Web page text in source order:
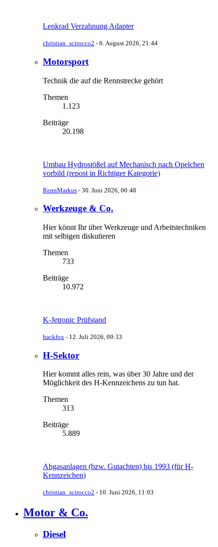
Lenkrad Verzahnung Adapter
christian_scirocco2 - 6. August 2026, 21:44
Motorsport
Technik die auf die Rennstrecke gehört
Themen
1.123
Beiträge
20.198
Umbau Hydrostößel auf Mechanisch nach Opelchen
vorbild (repost in Richtiger Kategorie)
RennMarkus - 30. Juni 2026, 00:48
Werkzeuge & Co.
Hier könnt Ihr über Werkzeuge und Arbeitstechniken
mit selbigen diskutieren
Themen
733
Beiträge
10.972
K-Jetronic Prüfstand
hackfox - 12. Juli 2026, 09:33
H-Sektor
Hier kommt alles rein, was über 30 Jahre und der
Möglichkeit des H-Kennzeichens zu tun hat.
Themen
313
Beiträge
5.889
Abgasanlagen (bzw. Gutachten) bis 1993 (für H-
Kennzeichen)
christian_scirocco2 - 10. Juni 2026, 11:03
Motor & Co.
Diesel